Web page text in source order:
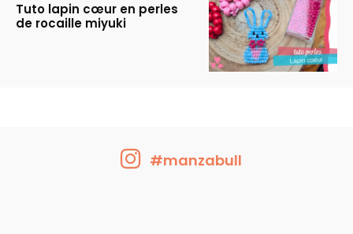
Tuto lapin cœur en perles
de rocaille miyuki
#manzabull